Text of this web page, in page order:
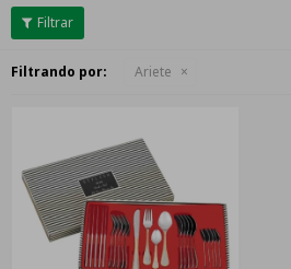
Filtrando por: Ariete